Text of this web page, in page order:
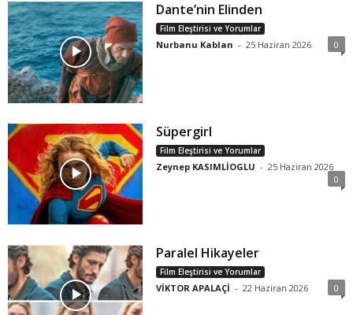
Dante’nin Elinden
Film Eleştirisi ve Yorumlar
Nurbanu Kablan - 25 Haziran 2026 0
Süpergirl
Film Eleştirisi ve Yorumlar
Zeynep KASIMLİOGLU - 25 Haziran 2026
0
Paralel Hikayeler
Film Eleştirisi ve Yorumlar
VİKTOR APALAÇİ - 22 Haziran 2026 0